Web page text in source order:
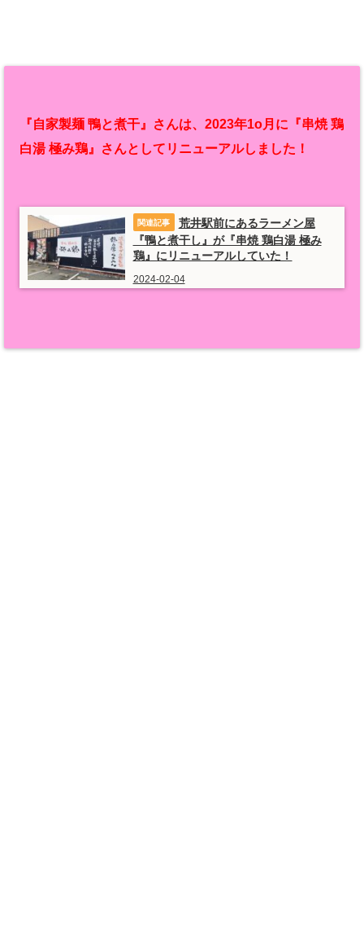
『自家製麺 鴨と煮干』さんは、2023年1o月に『串焼 鶏
白湯 極み鶏』さんとしてリニューアルしました！
荒井駅前にあるラーメン屋
『鴨と煮干し』が『串焼 鶏白湯 極み
鶏』にリニューアルしていた！
2024-02-04